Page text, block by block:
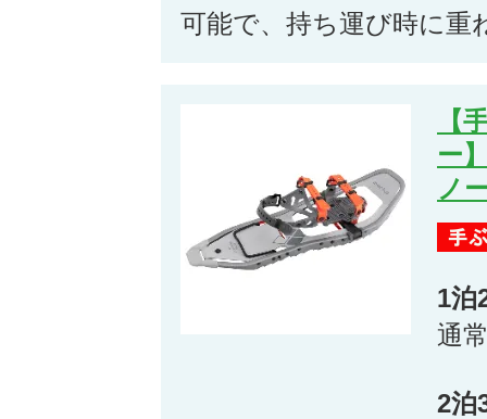
可能で、持ち運び時に重
【
ー
ノ
1泊
通
2泊